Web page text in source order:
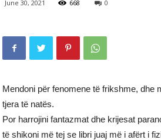
June 30, 2021 668 0
Mendoni për fenomene të frikshme, dhe
tjera të natës.
Por harrojini fantazmat dhe krijesat
të shikoni më tej se libri juaj më i afërt i